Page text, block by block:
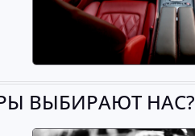
ВЫБИРАЮТ НАС?